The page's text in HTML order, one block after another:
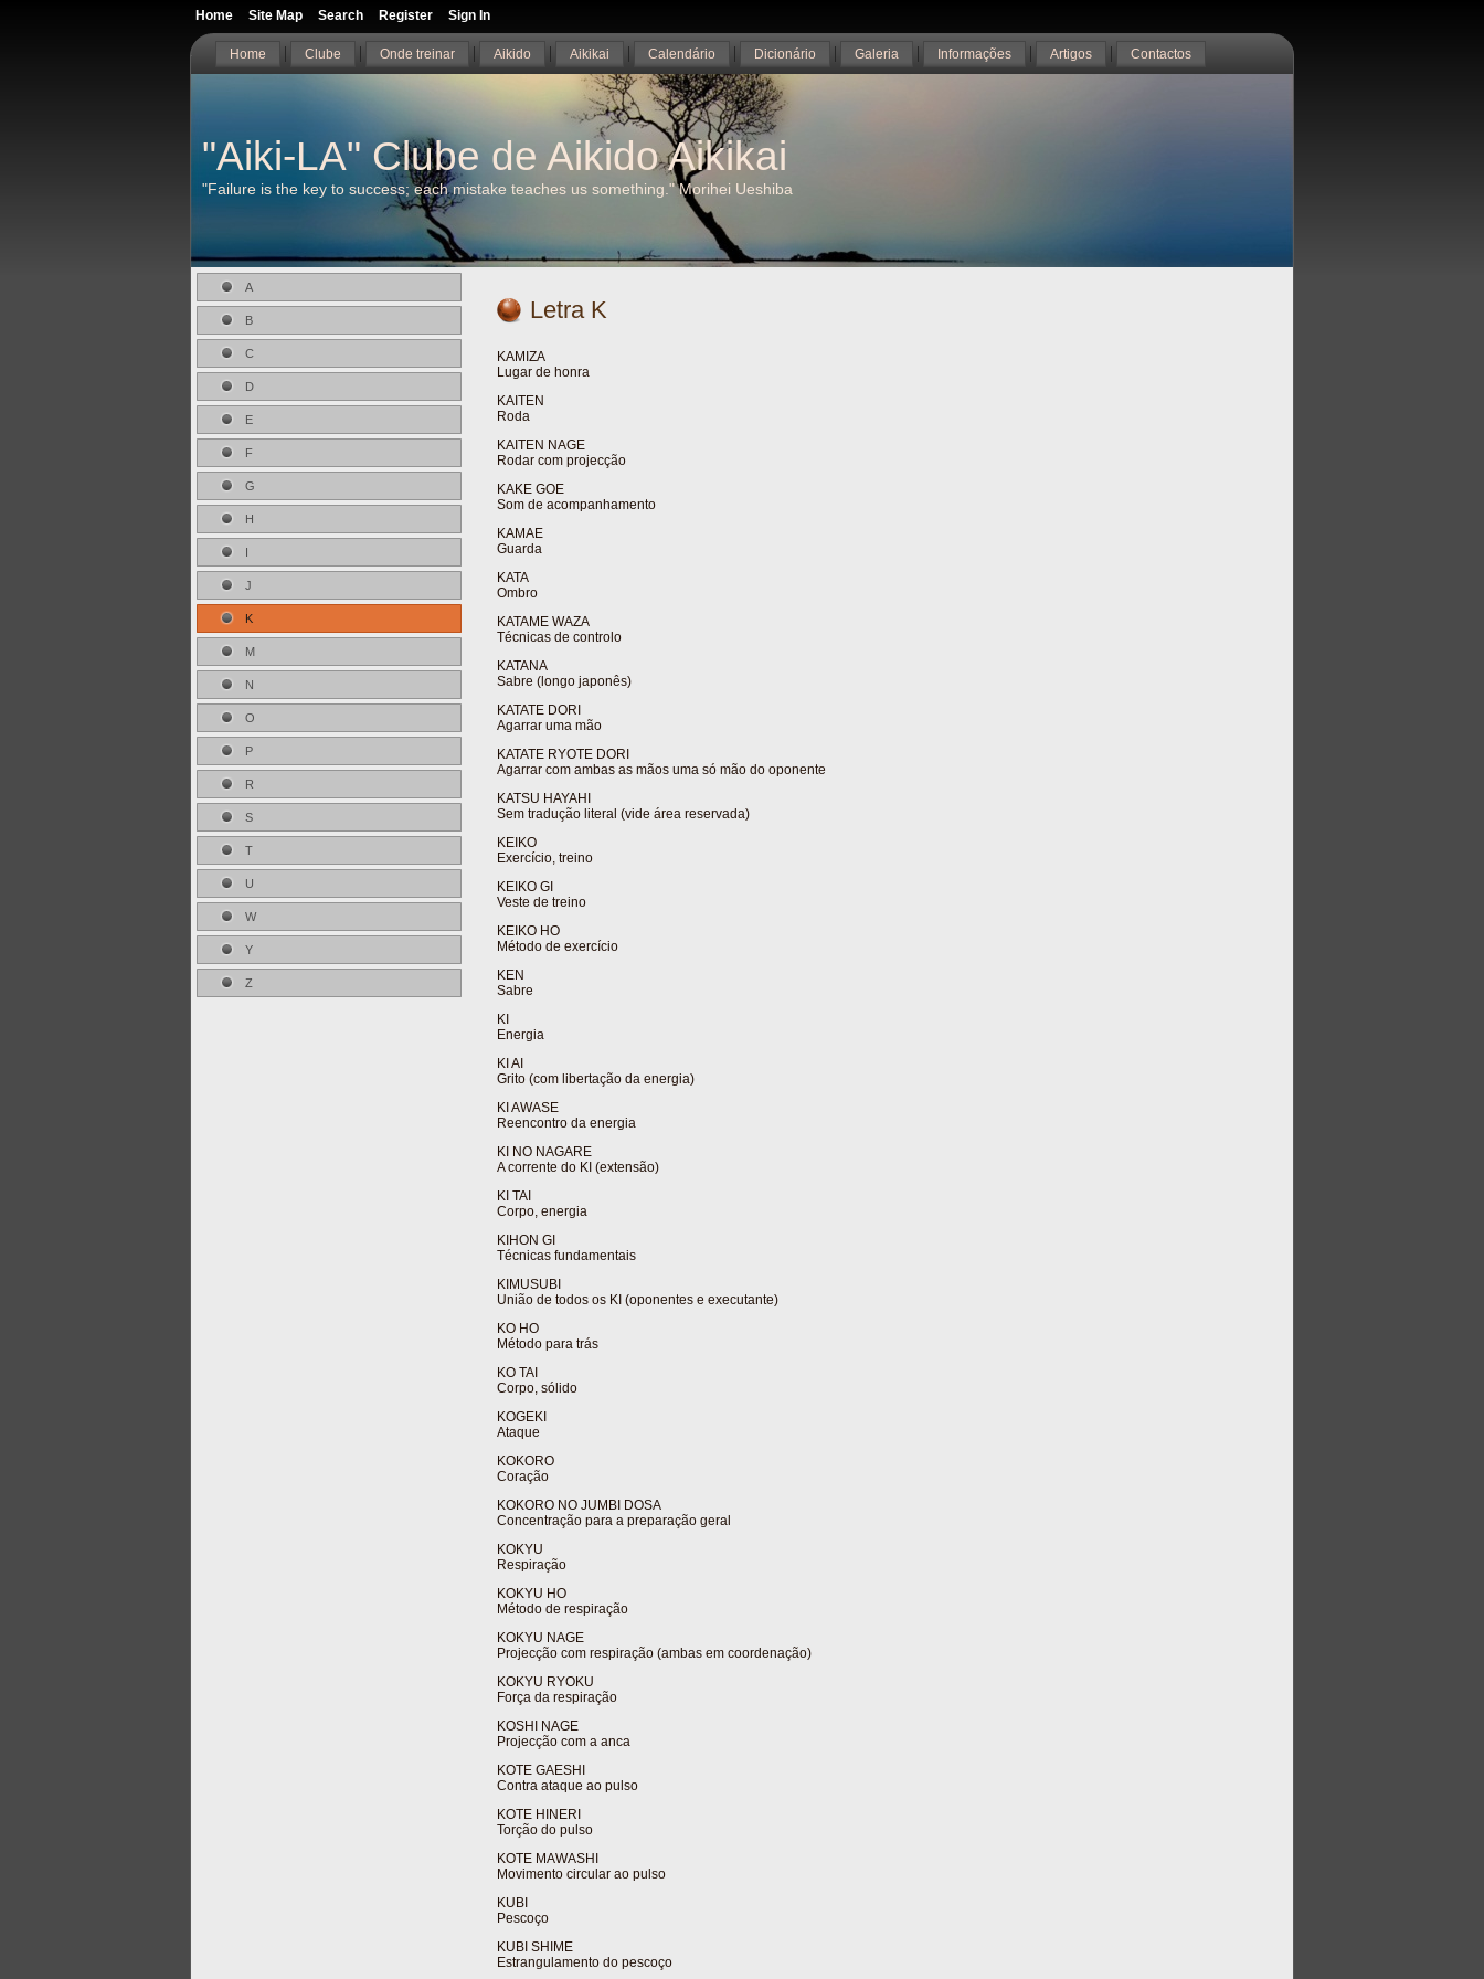
Home Clube Onde treinar Aikido Aikikai Calendário Dicionário Galeria Informações Artigos Contactos
"Aiki-LA" Clube de Aikido Aikikai
"Failure is the key to success; each mistake teaches us something." Morihei Ueshiba
A
B
C
D
E
F
G
H
I
J
K
M
N
O
P
R
S
T
U
W
Y
Z
Letra K
KAMIZA
Lugar de honra
KAITEN
Roda
KAITEN NAGE
Rodar com projecção
KAKE GOE
Som de acompanhamento
KAMAE
Guarda
KATA
Ombro
KATAME WAZA
Técnicas de controlo
KATANA
Sabre (longo japonês)
KATATE DORI
Agarrar uma mão
KATATE RYOTE DORI
Agarrar com ambas as mãos uma só mão do oponente
KATSU HAYAHI
Sem tradução literal (vide área reservada)
KEIKO
Exercício, treino
KEIKO GI
Veste de treino
KEIKO HO
Método de exercício
KEN
Sabre
KI
Energia
KI AI
Grito (com libertação da energia)
KI AWASE
Reencontro da energia
KI NO NAGARE
A corrente do KI (extensão)
KI TAI
Corpo, energia
KIHON GI
Técnicas fundamentais
KIMUSUBI
União de todos os KI (oponentes e executante)
KO HO
Método para trás
KO TAI
Corpo, sólido
KOGEKI
Ataque
KOKORO
Coração
KOKORO NO JUMBI DOSA
Concentração para a preparação geral
KOKYU
Respiração
KOKYU HO
Método de respiração
KOKYU NAGE
Projecção com respiração (ambas em coordenação)
KOKYU RYOKU
Força da respiração
KOSHI NAGE
Projecção com a anca
KOTE GAESHI
Contra ataque ao pulso
KOTE HINERI
Torção do pulso
KOTE MAWASHI
Movimento circular ao pulso
KUBI
Pescoço
KUBI SHIME
Estrangulamento do pescoço
Home Site Map Search Register Sign In